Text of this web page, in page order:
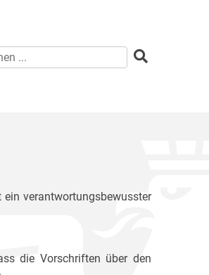
verantwortungsbewusster
die Vorschriften über den